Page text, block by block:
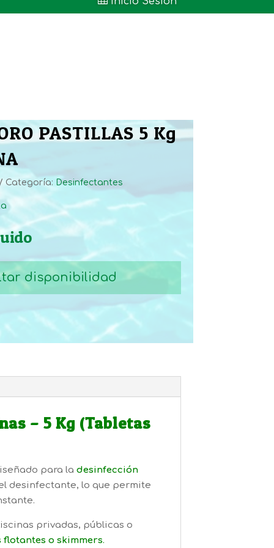
PASTILLAS 5 Kg
Categoría: Desinfectantes
disponibilidad
– 5 Kg (Tabletas
para la desinfección
desinfectante, lo que permite
privadas, públicas o
o skimmers.